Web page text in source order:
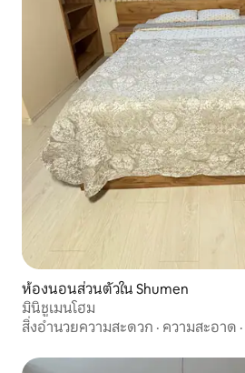
ห้องนอนส่วนตัวใน Shumen
มินิชูเมนโฮม
สิ่งอำนวยความสะดวก · ความสะอาด ·